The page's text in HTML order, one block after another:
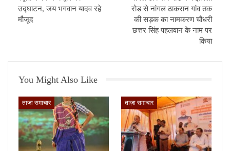
उद्घाटन, जय भगवान यादव रहे
मौजूद
रोड से नांगल ठाकरान गांव तक
की सड़क का नामकरण चौधरी
छत्तर सिंह पहलवान के नाम पर
किया
You Might Also Like
ताज़ा समाचार ताज़ा समाचार